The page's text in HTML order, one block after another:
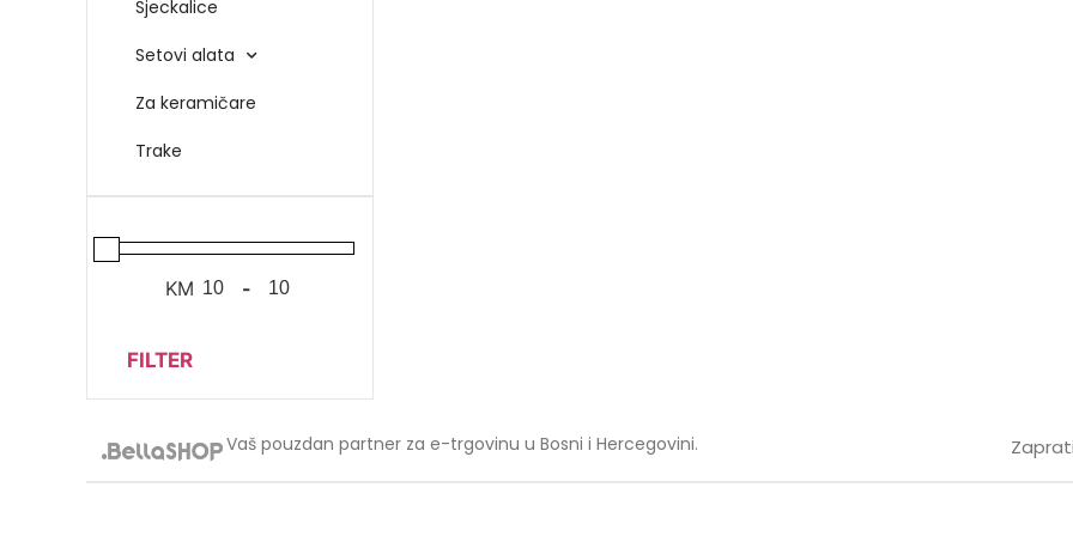
Sjeckalice
Setovi alata
Za keramičare
Trake
KM -
FILTER
Vaš pouzdan partner za e-trgovinu u Bosni i Hercegovini.